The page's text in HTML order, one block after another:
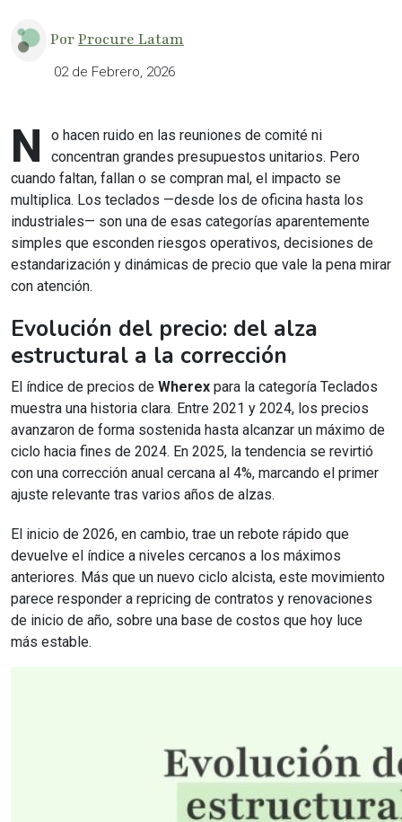
PorProcure Latam
02 de Febrero, 2026
N
o hacen ruido en las reuniones de comité ni
concentran grandes presupuestos unitarios. Pero
cuando faltan, fallan o se compran mal, el impacto se
multiplica. Los teclados —desde los de oficina hasta los
industriales— son una de esas categorías aparentemente
simples que esconden riesgos operativos, decisiones de
estandarización y dinámicas de precio que vale la pena mirar
con atención.
Evolución del precio: del alza
estructural a la corrección
El índice de precios de Wherex para la categoría Teclados
muestra una historia clara. Entre 2021 y 2024, los precios
avanzaron de forma sostenida hasta alcanzar un máximo de
ciclo hacia fines de 2024. En 2025, la tendencia se revirtió
con una corrección anual cercana al 4%, marcando el primer
ajuste relevante tras varios años de alzas.
El inicio de 2026, en cambio, trae un rebote rápido que
devuelve el índice a niveles cercanos a los máximos
anteriores. Más que un nuevo ciclo alcista, este movimiento
parece responder a repricing de contratos y renovaciones
de inicio de año, sobre una base de costos que hoy luce
más estable.